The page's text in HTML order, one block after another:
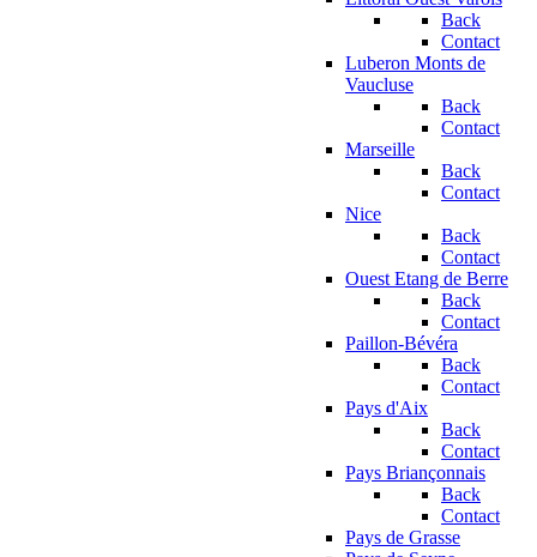
Back
Contact
Luberon Monts de
Vaucluse
Back
Contact
Marseille
Back
Contact
Nice
Back
Contact
Ouest Etang de Berre
Back
Contact
Paillon-Bévéra
Back
Contact
Pays d'Aix
Back
Contact
Pays Briançonnais
Back
Contact
Pays de Grasse